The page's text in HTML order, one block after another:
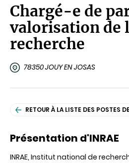
Chargé-e de
valorisation de
recherche
78350 JOUY EN JOSAS
RETOUR À LA LISTE DES POSTES
Présentation d'INRAE
INRAE, Institut national de